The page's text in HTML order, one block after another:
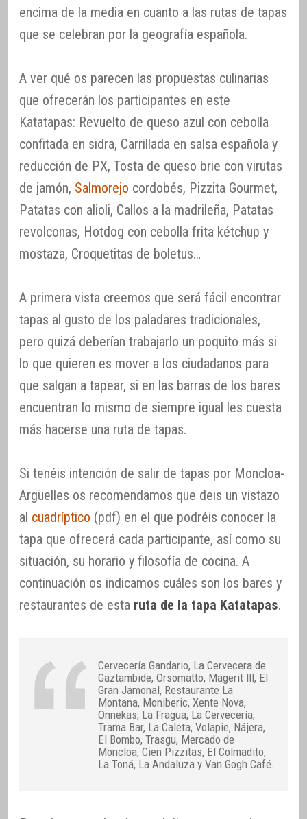
encima de la media en cuanto a las rutas de tapas
que se celebran por la geografía española.
A ver qué os parecen las propuestas culinarias
que ofrecerán los participantes en este
Katatapas: Revuelto de queso azul con cebolla
confitada en sidra, Carrillada en salsa española y
reducción de PX, Tosta de queso brie con virutas
de jamón, Salmorejo cordobés, Pizzita Gourmet,
Patatas con alioli, Callos a la madrileña, Patatas
revolconas, Hotdog con cebolla frita kétchup y
mostaza, Croquetitas de boletus…
A primera vista creemos que será fácil encontrar
tapas al gusto de los paladares tradicionales,
pero quizá deberían trabajarlo un poquito más si
lo que quieren es mover a los ciudadanos para
que salgan a tapear, si en las barras de los bares
encuentran lo mismo de siempre igual les cuesta
más hacerse una ruta de tapas.
Si tenéis intención de salir de tapas por Moncloa-
Argüelles os recomendamos que deis un vistazo
al cuadríptico (pdf) en el que podréis conocer la
tapa que ofrecerá cada participante, así como su
situación, su horario y filosofía de cocina. A
continuación os indicamos cuáles son los bares y
restaurantes de esta ruta de la tapa Katatapas.
Cervecería Gandario, La Cervecera de
Gaztambide, Orsomatto, Magerit III, El
Gran Jamonal, Restaurante La
Montana, Moniberic, Xente Nova,
Onnekas, La Fragua, La Cervecería,
Trama Bar, La Caleta, Volapie, Nájera,
El Bombo, Trasgu, Mercado de
Moncloa, Cien Pizzitas, El Colmadito,
La Toná, La Andaluza y Van Gogh Café.